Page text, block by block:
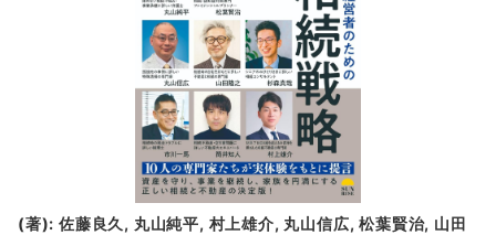
(著): 佐藤良久, 丸山純平, 村上雄介, 丸山信広, 松葉賢治, 山田